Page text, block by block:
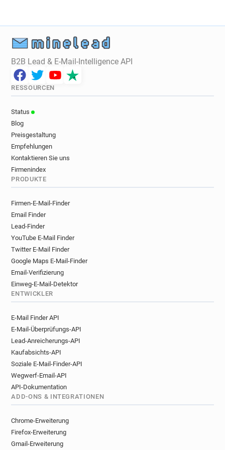
c********@uktv.co.uk
s************@uktv.co.uk
y*********@uktv.co.uk
B2B Lead & E-Mail-Intelligence API
RESSOURCEN
Status
Blog
Preisgestaltung
Empfehlungen
Kontaktieren Sie uns
Firmenindex
PRODUKTE
Firmen-E-Mail-Finder
Email Finder
Lead-Finder
YouTube E-Mail Finder
Twitter E-Mail Finder
Google Maps E-Mail-Finder
Email-Verifizierung
Einweg-E-Mail-Detektor
ENTWICKLER
E-Mail Finder API
E-Mail-Überprüfungs-API
Lead-Anreicherungs-API
Kaufabsichts-API
Soziale E-Mail-Finder-API
Wegwerf-Email-API
API-Dokumentation
ADD-ONS & INTEGRATIONEN
Chrome-Erweiterung
Firefox-Erweiterung
Gmail-Erweiterung